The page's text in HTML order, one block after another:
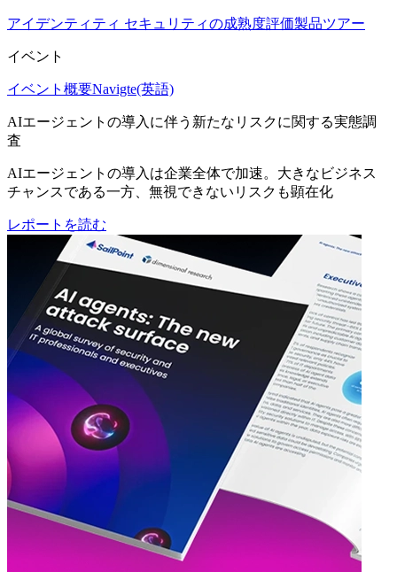
アイデンティティ セキュリティの成熟度評価製品ツアー
イベント
イベント概要Navigte(英語)
AIエージェントの導入に伴う新たなリスクに関する実態調
査
AIエージェントの導入は企業全体で加速。大きなビジネス
チャンスである一方、無視できないリスクも顕在化
レポートを読む